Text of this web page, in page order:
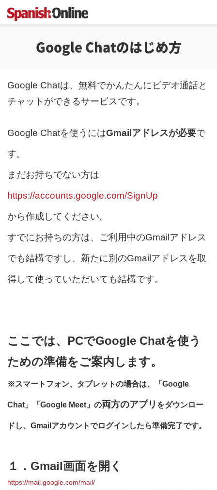
Google Chatのはじめ方
Google Chatは、無料でかんたんにビデオ通話と
チャットができるサービスです。
Google Chatを使うにはGmailアドレスが必要で
す。
まだお持ちでない方は
https://accounts.google.com/SignUp
から作成してください。
すでにお持ちの方は、ご利用中のGmailアドレス
でも結構ですし、新たに別のGmailアドレスを取
得して使っていただいても結構です。
ここでは、PCでGoogle Chatを使う
ための準備をご案内します。
※スマートフォン、タブレットの場合は、「Google
Chat」「Google Meet」の両方のアプリ をダウンロー
ドし、Gmailアカウントでログインしたら準備完了です。
１．Gmail画面を開く
https://mail.google.com/mail/